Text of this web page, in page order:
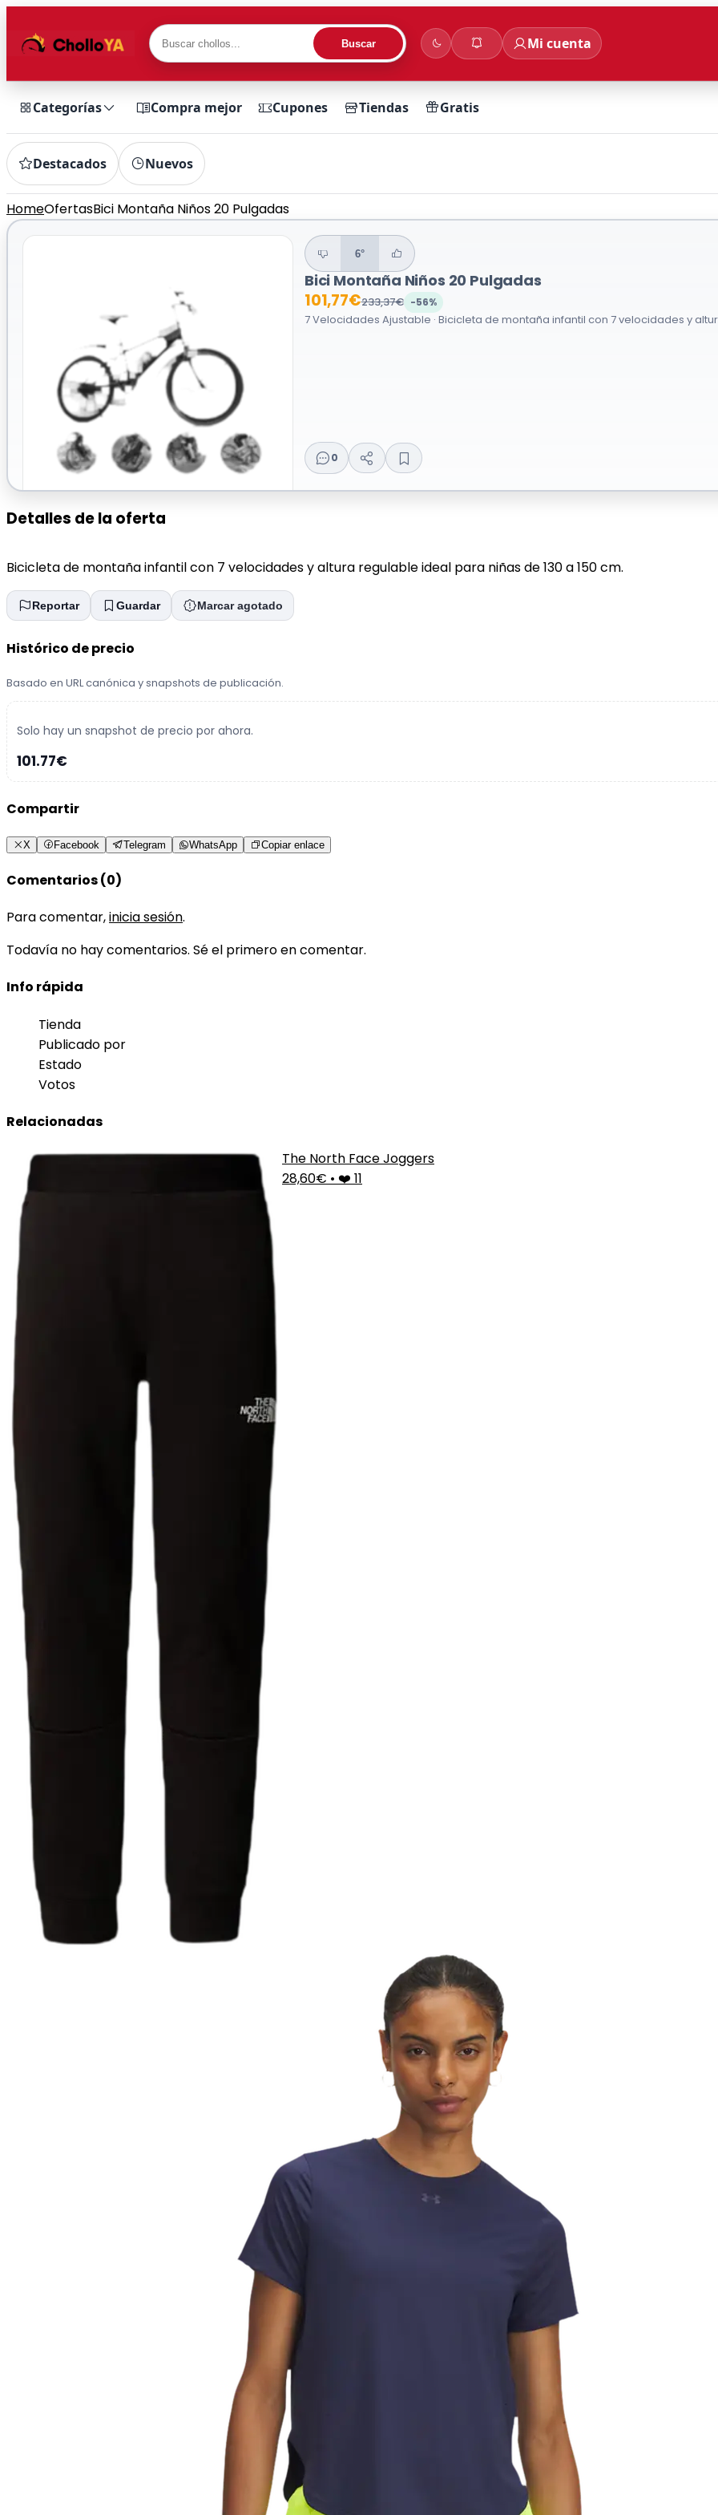
Buscar Mi cuenta
Categorías Compra mejor Cupones Tiendas Gratis
Destacados Nuevos
HomeOfertasBici Montaña Niños 20 Pulgadas
6°
Bici Montaña Niños 20 Pulgadas
101,77€233,37€ -56%
7 Velocidades Ajustable · Bicicleta de montaña infantil con 7 velocidades y
0
Detalles de la oferta
Bicicleta de montaña infantil con 7 velocidades y altura regulable ideal para niñas de 130 a 150 cm.
Reportar Guardar Marcar agotado
Histórico de precio
Basado en URL canónica y snapshots de publicación.
Solo hay un snapshot de precio por ahora.
101.77€
Compartir
X Facebook Telegram WhatsApp Copiar enlace
Comentarios (0)
Para comentar,inicia sesión.
Todavía no hay comentarios. Sé el primero en comentar.
Info rápida
Tienda
Publicado por
Estado
Votos
Relacionadas
The North Face Joggers
28,60€ • ❤️ 11